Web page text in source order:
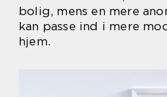
bolig, mens en mere
kan passe ind i mere
hjem.